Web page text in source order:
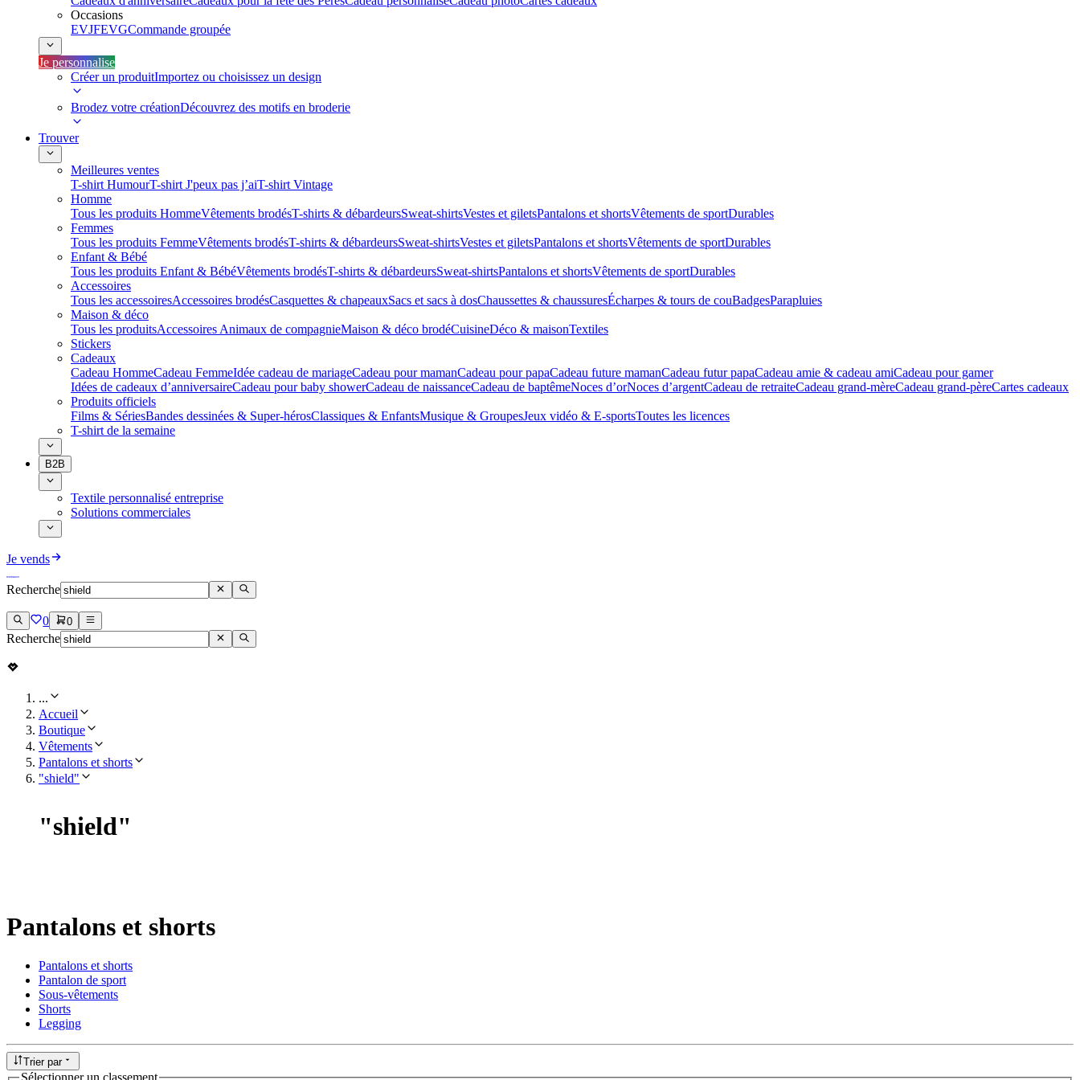
Occasions
EVJFEVGCommande groupée
Je personnalise
Créer un produitImportez ou choisissez un design
Brodez votre créationDécouvrez des motifs en broderie
Trouver
Meilleures ventes
T-shirt HumourT-shirt J'peux pas j’aiT-shirt Vintage
Homme
Tous les produits HommeVêtements brodésT-shirts & débardeursSweat-shirtsVestes et giletsPantalons et shortsVêtements de sportDurables
Femmes
Tous les produits FemmeVêtements brodésT-shirts & débardeursSweat-shirtsVestes et giletsPantalons et shortsVêtements de sportDurables
Enfant & Bébé
Tous les produits Enfant & BébéVêtements brodésT-shirts & débardeursSweat-shirtsPantalons et shortsVêtements de sportDurables
Accessoires
Tous les accessoiresAccessoires brodésCasquettes & chapeauxSacs et sacs à dosChaussettes & chaussuresÉcharpes & tours de couBadgesParapluies
Maison & déco
Tous les produitsAccessoires Animaux de compagnieMaison & déco brodéCuisineDéco & maisonTextiles
Stickers
Cadeaux
Cadeau HommeCadeau FemmeIdée cadeau de mariage​Cadeau pour mamanCadeau pour papaCadeau future mamanCadeau futur papaCadeau amie & cadeau amiCadeau pour gamer
Idées de cadeaux d’anniversaireCadeau pour baby showerCadeau de naissanceCadeau de baptêmeNoces d’orNoces d’argentCadeau de retraiteCadeau grand-mèreCadeau grand-pèreCartes cadeaux
Produits officiels
Films & SériesBandes dessinées & Super-hérosClassiques & EnfantsMusique & GroupesJeux vidéo & E-sportsToutes les licences
T-shirt de la semaine
B2B
Textile personnalisé entreprise
Solutions commerciales
Je vends
Recherche
0 0
Recherche
...
Accueil
Boutique
Vêtements
Pantalons et shorts
"shield"
"shield"
Pantalons et shorts
Pantalons et shorts
Pantalon de sport
Sous-vêtements
Shorts
Legging
Trier par
Sélectionner un classement